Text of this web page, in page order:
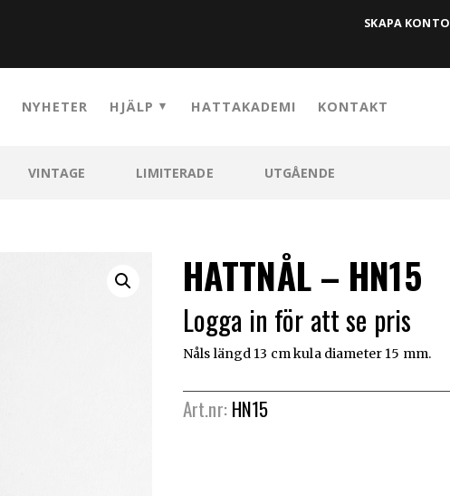
SKAPA KONTO
NYHETER HJÄLP HATTAKADEMI KONTAKT
VINTAGE LIMITERADE UTGÅENDE
HATTNÅL – HN15
Logga in för att se pris
Nåls längd 13 cm kula diameter 15 mm.
Art.nr:HN15